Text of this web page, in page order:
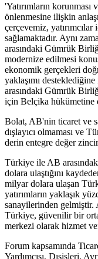
'Yatırımların
önlenmesine ilişkin
çerçevemiz,
sağlamaktadır. Aynı
arasındaki Gümrük
modernize edilmesi
ekonomik gerçekleri
yaklaşımı
arasındaki Gümrük
için Belçika hükümetine
Bolat, AB'nin ticaret ve
dışlayıcı olmaması ve
derin entegre değer
Türkiye ile AB
dolara ulaştığını
milyar dolara ulaşan
yatırımların yaklaşık
sanayilerinden gelmiştir.
Türkiye, güvenilir bir
merkezi olarak hizmet
Forum kapsamında
Yardımcısı, Dışişleri,